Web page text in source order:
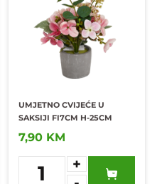
UMJETNO CVIJEĆE U
SAKSIJI FI7CM H-25CM
7,90 KM
1
+